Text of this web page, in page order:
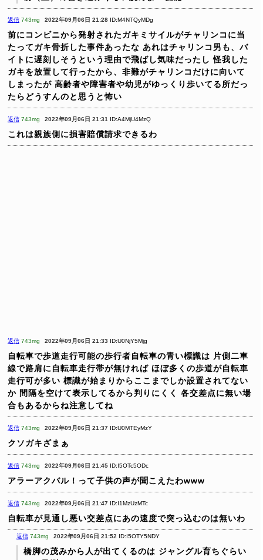
返信 743mg 2022年09月06日 21:28 ID:M4NTQyMDg
前にコンビニから発射されたガキミサイルがチャリンコに当
たってガキ骨折した事件あったな あれはチャリンコ男も、バ
イトに遅刻しそうという理由で飛ばし気味だったし 怪我した
ガキを放置して行ったから、非難がチャリンコだけに向いて
しまったが 高齢者や障害者や幼児がゆっくり歩いてる所だっ
たらどうすんのと思うと怖い
返信 743mg 2022年09月06日 21:31 ID:A4MjU4MzQ
これは親族側に損害賠償請求できるわ
返信 743mg 2022年09月06日 21:33 ID:U0NjY5Mjg
自転車で歩道走行可能の歩行者自転車の青い標識は 片側二車
線で路肩に自転車走行帯が無ければ ほぼ多くの歩道が自転車
走行可が多い 標識が始まりからここまでしか設置されてない
か 間隔を空けて表示してるから判りにくく
各交差点に無い場
合もあるからね注意してね
返信 743mg 2022年09月06日 21:37 ID:U0MTEyMzY
クソガキざまぁ
返信 743mg 2022年09月06日 21:45 ID:I5OTc5ODc
アラーアクバル！って子供の声が聞こえたわwww
返信 743mg 2022年09月06日 21:47 ID:I1MzUzMTc
自転車が見通し悪い交差点にあの速度で突っ込むのは無いわ
返信 743mg 2022年09月06日 21:52 ID:I5OTY5NDY
橋脚の茂みから人が出てくるのは ジャングル育ちぐらい